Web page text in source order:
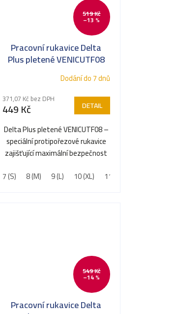
11 (XXL)
519 Kč
–13 %
Pracovní rukavice Delta
Plus pletené VENICUTF08
Dodání do 7 dnů
371,07 Kč bez DPH
449 Kč DETAIL
Delta Plus pletené VENICUTF08 –
speciální protipořezové rukavice
zajišťující maximální bezpečnost
7 (S) 8 (M) 9 (L) 10 (XL) 11 (XXL)
549 Kč
–14 %
Pracovní rukavice Delta